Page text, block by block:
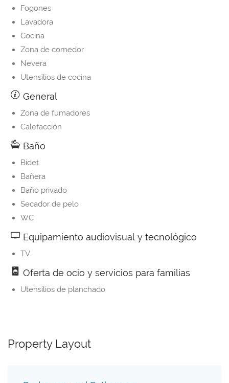
Fogones
Lavadora
Cocina
Zona de comedor
Nevera
Utensilios de cocina
General
Zona de fumadores
Calefacción
Baño
Bidet
Bañera
Baño privado
Secador de pelo
WC
Equipamiento audiovisual y tecnológico
TV
Oferta de ocio y servicios para familias
Utensilios de planchado
Property Layout